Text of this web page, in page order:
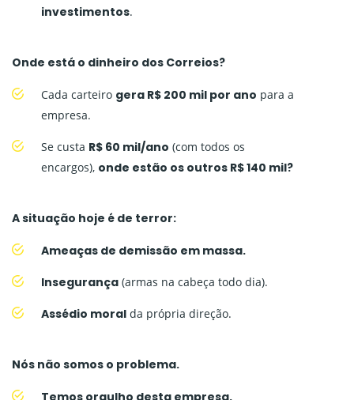
investimentos.
Onde está o dinheiro dos Correios?
Cada carteiro gera R$ 200 mil por ano para a
empresa.
Se custa R$ 60 mil/ano (com todos os
encargos), onde estão os outros R$ 140 mil?
A situação hoje é de terror:
Ameaças de demissão em massa.
Insegurança (armas na cabeça todo dia).
Assédio moral da própria direção.
Nós não somos o problema.
Temos orgulho desta empresa.